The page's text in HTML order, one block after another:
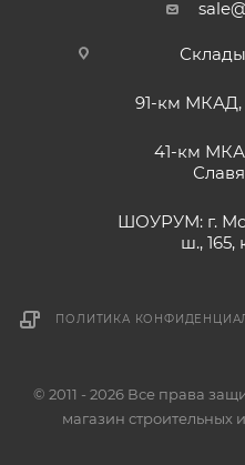
91-км
41-км
ШОУРУМ: г.
ш., 165,
ПОЛИТИКА
© 2011 - 2026 Все права
магазин строительных